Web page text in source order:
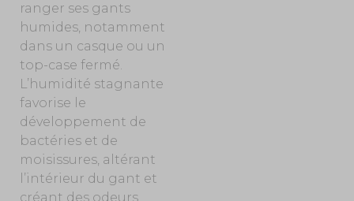
ranger ses gants
humides, notamment
dans un casque ou un
top-case fermé.
L’humidité stagnante
favorise le
développement de
bactéries et de
moisissures, altérant
l’intérieur du gant et
créant des odeurs